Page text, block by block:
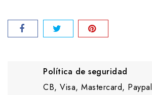
Política de seguridad
CB, Visa, Mastercard, Paypal